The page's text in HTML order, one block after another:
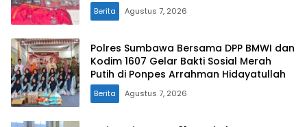
Berita Agustus 7, 2026
Polres Sumbawa Bersama DPP BMWI dan
Kodim 1607 Gelar Bakti Sosial Merah
Putih di Ponpes Arrahman Hidayatullah
Berita Agustus 7, 2026